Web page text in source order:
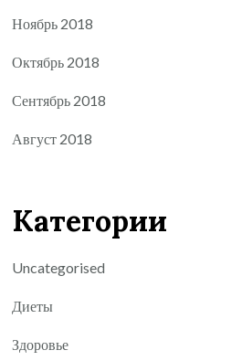
Ноябрь 2018
Октябрь 2018
Сентябрь 2018
Август 2018
Категории
Uncategorised
Диеты
Здоровье